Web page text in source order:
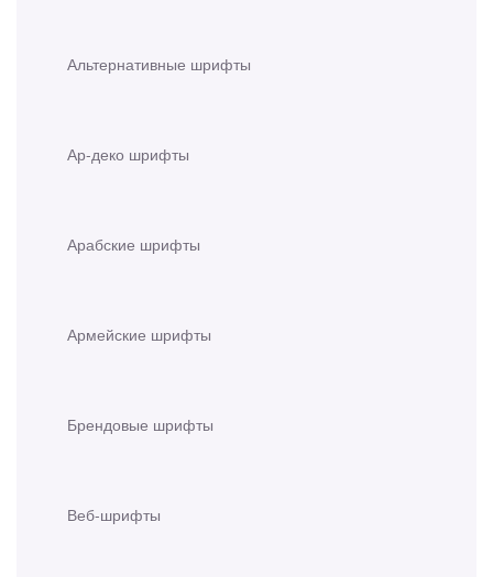
Альтернативные шрифты
Ар-деко шрифты
Арабские шрифты
Армейские шрифты
Брендовые шрифты
Веб-шрифты